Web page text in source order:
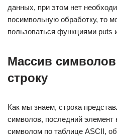
данных, при этом нет
посимвольную обработку, то
пользоваться функциями puts
Массив символов
строку
Как мы знаем, строка
символов, последний элемент
символом по таблице ASCII,